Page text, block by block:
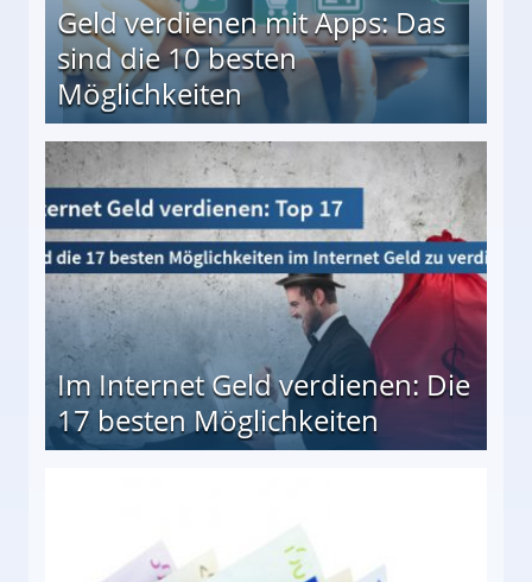
Geld verdienen mit Apps: Das
sind die 10 besten
Möglichkeiten
besten Möglichkeiten
Im Internet Geld verdienen: Die
17 besten Möglichkeiten